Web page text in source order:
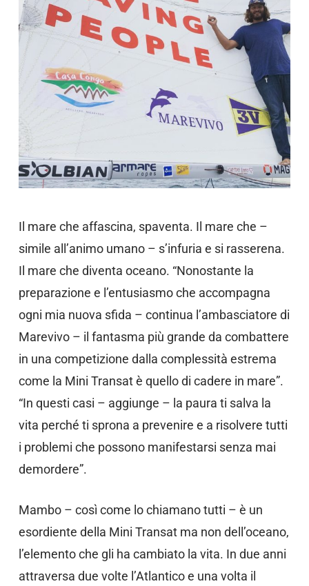
Il mare che affascina, spaventa. Il mare che –
simile all’animo umano – s’infuria e si rasserena.
Il mare che diventa oceano. “Nonostante la
preparazione e l’entusiasmo che accompagna
ogni mia nuova sfida – continua l’ambasciatore di
Marevivo – il fantasma più grande da combattere
in una competizione dalla complessità estrema
come la Mini Transat è quello di cadere in mare”.
“In questi casi – aggiunge – la paura ti salva la
vita perché ti sprona a prevenire e a risolvere tutti
i problemi che possono manifestarsi senza mai
demordere”.
Mambo – così come lo chiamano tutti – è un
esordiente della Mini Transat ma non dell’oceano,
l’elemento che gli ha cambiato la vita. In due anni
attraversa due volte l’Atlantico e una volta il